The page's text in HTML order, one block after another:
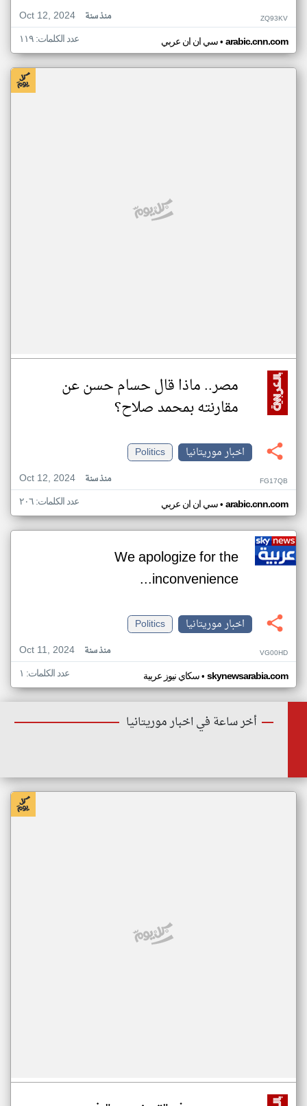
Oct 12, 2024
منذ سنة ZQ93KV
سي ان ان عربي• arabic.cnn.com عدد الكلمات: ١١٩
مصر.. ماذا قال حسام حسن عن
مقارنته بمحمد صلاح؟
اخبار موريتانيا
Politics
Oct 12, 2024
منذ سنة FG17QB
سي ان ان عربي• arabic.cnn.com عدد الكلمات: ٢٠٦
We apologize for the
inconvenience...
اخبار موريتانيا
Politics
Oct 11, 2024
منذ سنة VG00HD
سكاي نيوز عربية• skynewsarabia.com عدد الكلمات: ١
أخر ساعة في اخبار موريتانيا